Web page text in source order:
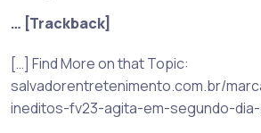
… [Trackback]
[…] Find More on that Topic:
salvadorentretenimento.com.br/
ineditos-fv23-agita-em-segundo-